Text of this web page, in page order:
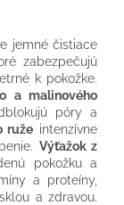
jemné čistiace
zabezpečujú
k pokožke.
a malinového
póry a
ruže intenzívne
Výťažok z
pokožku a
a proteíny,
a zdravou.